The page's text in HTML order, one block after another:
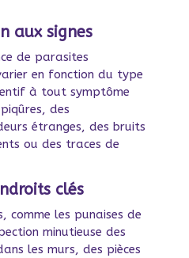
aux signes
de parasites
en fonction du type
à tout symptôme
des
étranges, des bruits
ou des traces de
clés
comme les punaises de
minutieuse des
les murs, des pièces